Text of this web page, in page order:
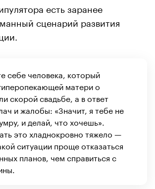
есть заранее
сценарий развития
себе человека, который
матери о
скорой свадьбе, а в ответ
и жалобы: «Значит, я тебе не
и делай, что хочешь».
это хладнокровно тяжело —
ситуации проще отказаться
планов, чем справиться с